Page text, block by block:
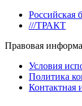
Российская
///ТРАКТ
Правовая
Условия
Политика
Контактная